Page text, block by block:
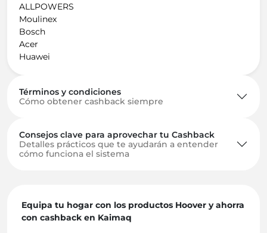
ALLPOWERS
Moulinex
Bosch
Acer
Huawei
Términos y condiciones
Cómo obtener cashback siempre
Consejos clave para aprovechar tu Cashback
Detalles prácticos que te ayudarán a entender
cómo funciona el sistema
Equipa tu hogar con los productos Hoover y ahorra
con cashback en Kaimaq